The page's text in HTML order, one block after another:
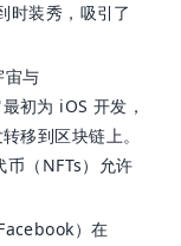
时装秀，吸引了
与
初为 iOS 开发，
移到区块链上。
（NFTs）允许
）在